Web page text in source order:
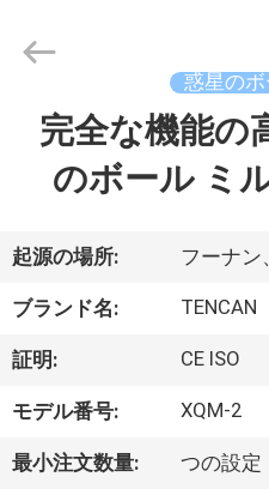
ロ
ダ
ク
ト
2026
Technology
惑星の
完全な機能の
のボール ミ
起源の場所: フーナン
ブランド名: TENCAN
証明: CE ISO
モデル番号: XQM-2
最小注文数量: つの設定